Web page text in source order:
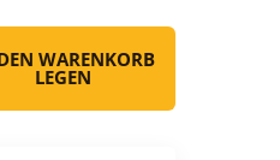
WARENKORB
LEGEN